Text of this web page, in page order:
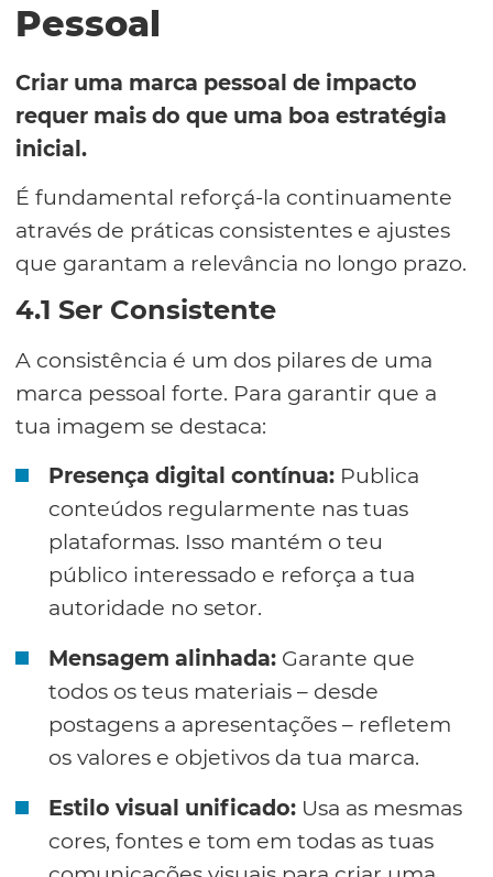
Pessoal
Criar uma marca pessoal de impacto
requer mais do que uma boa estratégia
inicial.
É fundamental reforçá-la continuamente
através de práticas consistentes e ajustes
que garantam a relevância no longo prazo.
4.1 Ser Consistente
A consistência é um dos pilares de uma
marca pessoal forte. Para garantir que a
tua imagem se destaca:
Presença digital contínua: Publica
conteúdos regularmente nas tuas
plataformas. Isso mantém o teu
público interessado e reforça a tua
autoridade no setor.
Mensagem alinhada: Garante que
todos os teus materiais – desde
postagens a apresentações – refletem
os valores e objetivos da tua marca.
Estilo visual unificado: Usa as mesmas
cores, fontes e tom em todas as tuas